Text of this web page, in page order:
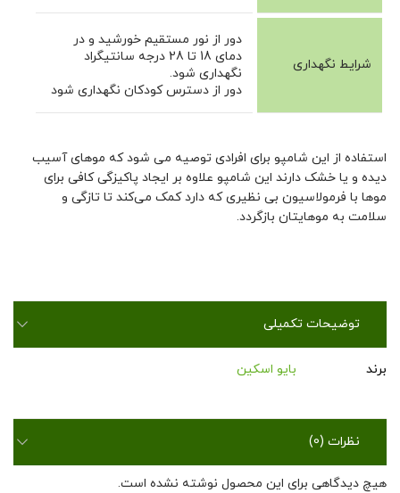
شرایط نگهداری
دور از نور مستقیم خورشید و در
دمای 18 تا 28 درجه سانتیگراد
نگهداری شود.
دور از دسترس کودکان نگهداری شود
استفاده از این شامپو برای افرادی توصیه می شود که موهای آسیب
دیده و یا خشک دارند این شامپو علاوه بر ایجاد پاکیزگی کافی برای
موها با فرمولاسیون بی نظیری که دارد کمک می‌کند تا تازگی و
سلامت به موهایتان بازگردد.
توضیحات تکمیلی
برند بایو اسکین
نظرات (0)
هیچ دیدگاهی برای این محصول نوشته نشده است.